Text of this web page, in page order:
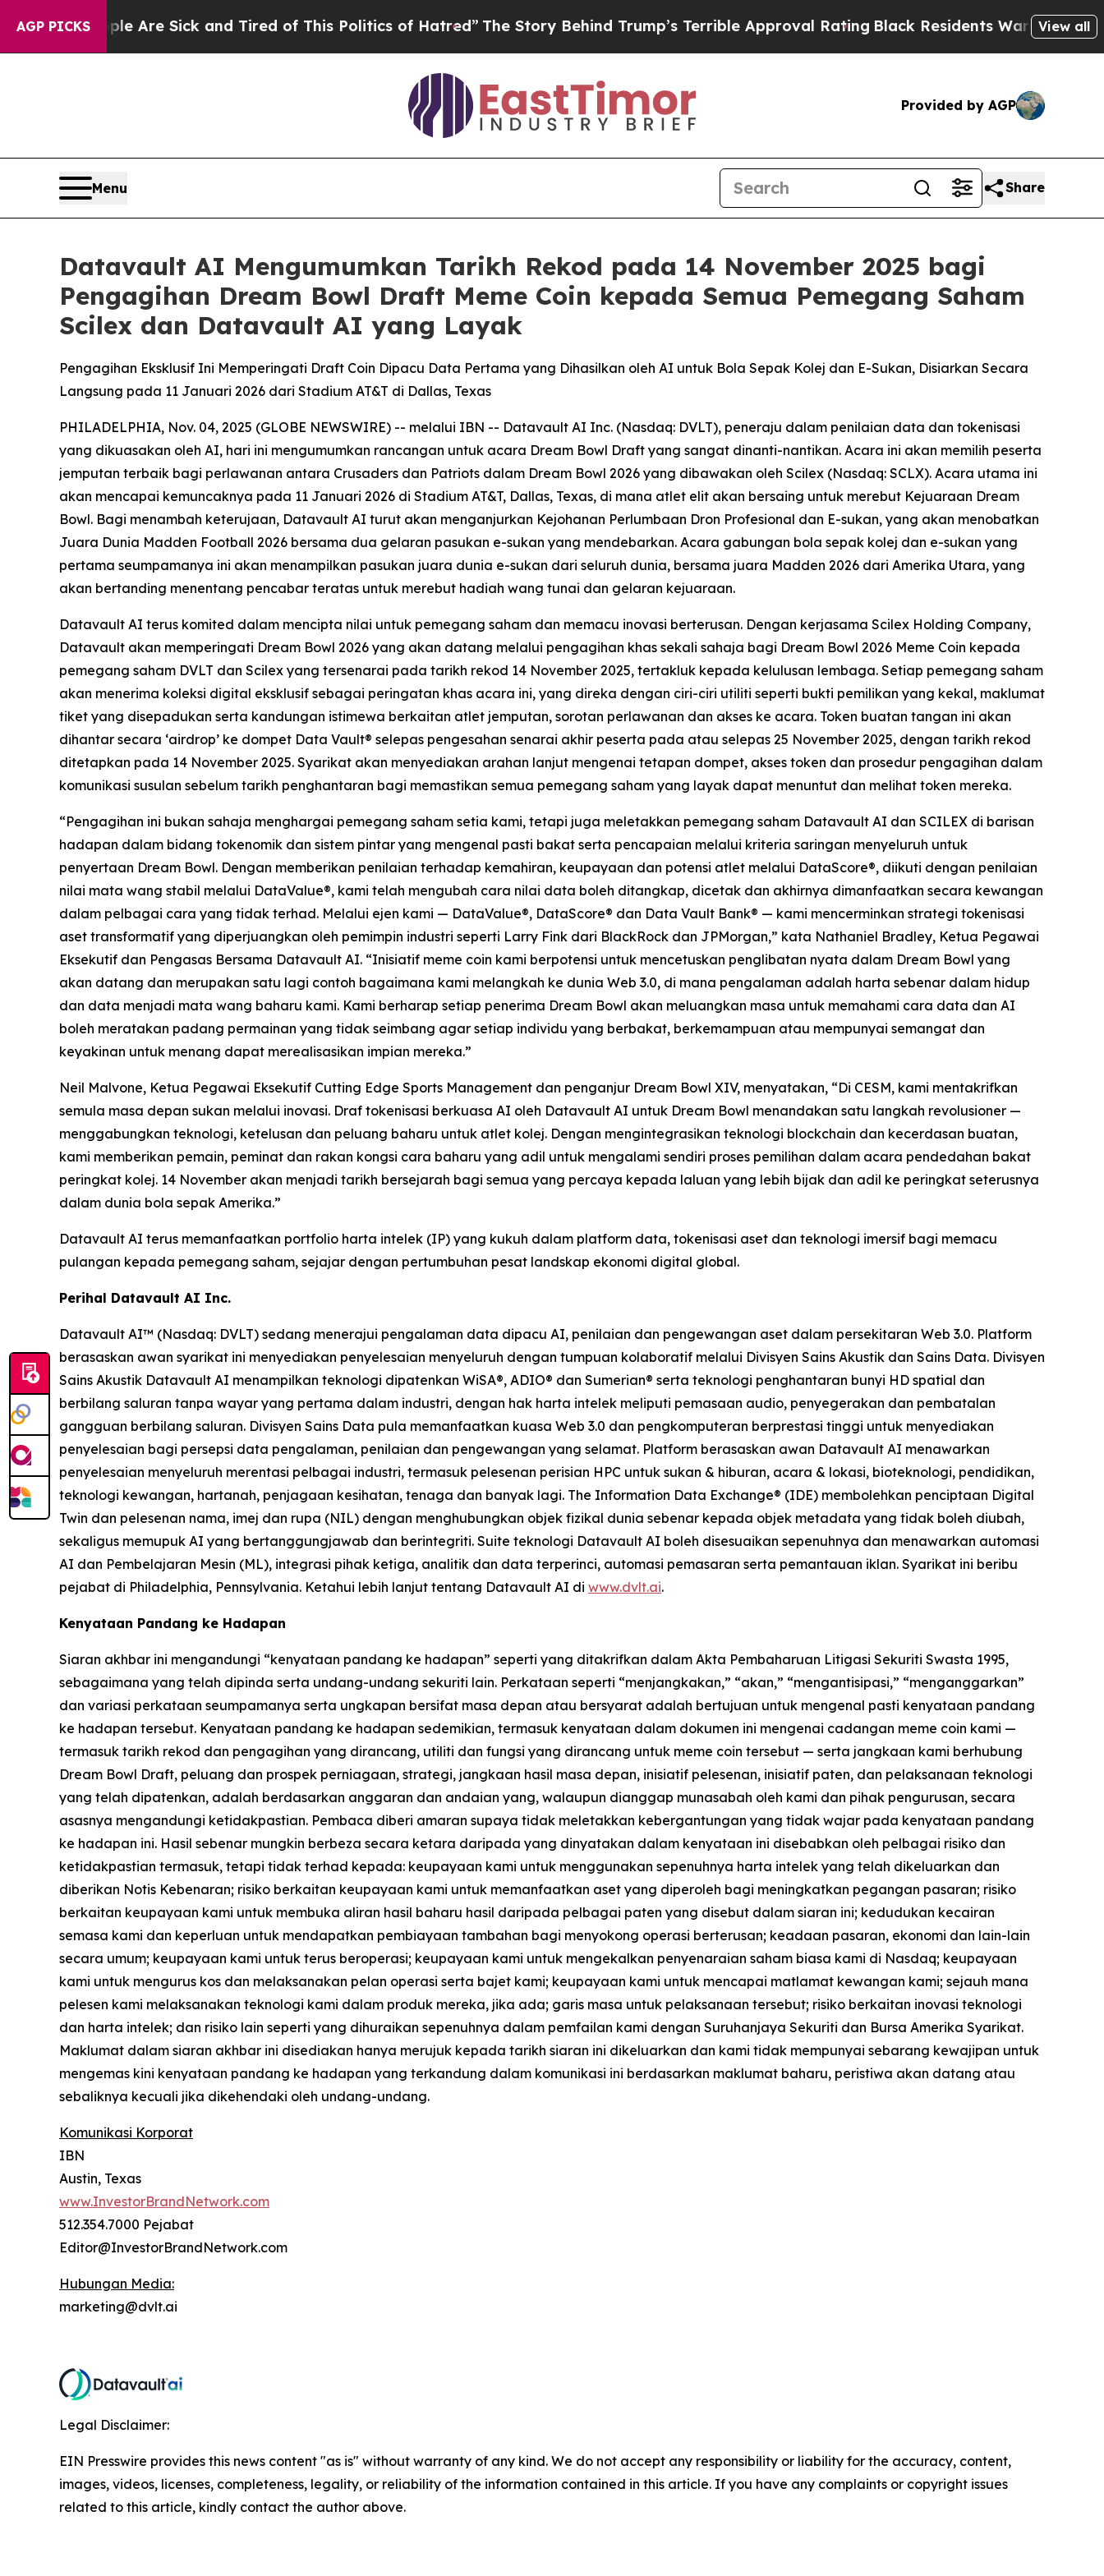
AGP PICKSAre Sick and Tired of This Politics of Hatred”The Story Behind Trump’s Terrible Approval RatingBlack Residents Warned of AbusiveView all
Provided by AGP
Menu Share
Datavault AI Mengumumkan Tarikh Rekod pada 14 November 2025 bagi
Pengagihan Dream Bowl Draft Meme Coin kepada Semua Pemegang Saham
Scilex dan Datavault AI yang Layak
Pengagihan Eksklusif Ini Memperingati Draft Coin Dipacu Data Pertama yang Dihasilkan oleh AI untuk Bola Sepak Kolej dan E-Sukan, Disiarkan Secara
Langsung pada 11 Januari 2026 dari Stadium AT&T di Dallas, Texas
PHILADELPHIA, Nov. 04, 2025 (GLOBE NEWSWIRE) -- melalui IBN -- Datavault AI Inc. (Nasdaq: DVLT), peneraju dalam penilaian data dan tokenisasi
yang dikuasakan oleh AI, hari ini mengumumkan rancangan untuk acara Dream Bowl Draft yang sangat dinanti-nantikan. Acara ini akan memilih peserta
jemputan terbaik bagi perlawanan antara Crusaders dan Patriots dalam Dream Bowl 2026 yang dibawakan oleh Scilex (Nasdaq: SCLX). Acara utama ini
akan mencapai kemuncaknya pada 11 Januari 2026 di Stadium AT&T, Dallas, Texas, di mana atlet elit akan bersaing untuk merebut Kejuaraan Dream
Bowl. Bagi menambah keterujaan, Datavault AI turut akan menganjurkan Kejohanan Perlumbaan Dron Profesional dan E-sukan, yang akan menobatkan
Juara Dunia Madden Football 2026 bersama dua gelaran pasukan e-sukan yang mendebarkan. Acara gabungan bola sepak kolej dan e-sukan yang
pertama seumpamanya ini akan menampilkan pasukan juara dunia e-sukan dari seluruh dunia, bersama juara Madden 2026 dari Amerika Utara, yang
akan bertanding menentang pencabar teratas untuk merebut hadiah wang tunai dan gelaran kejuaraan.
Datavault AI terus komited dalam mencipta nilai untuk pemegang saham dan memacu inovasi berterusan. Dengan kerjasama Scilex Holding Company,
Datavault akan memperingati Dream Bowl 2026 yang akan datang melalui pengagihan khas sekali sahaja bagi Dream Bowl 2026 Meme Coin kepada
pemegang saham DVLT dan Scilex yang tersenarai pada tarikh rekod 14 November 2025, tertakluk kepada kelulusan lembaga. Setiap pemegang saham
akan menerima koleksi digital eksklusif sebagai peringatan khas acara ini, yang direka dengan ciri-ciri utiliti seperti bukti pemilikan yang kekal, maklumat
tiket yang disepadukan serta kandungan istimewa berkaitan atlet jemputan, sorotan perlawanan dan akses ke acara. Token buatan tangan ini akan
dihantar secara ‘airdrop’ ke dompet Data Vault® selepas pengesahan senarai akhir peserta pada atau selepas 25 November 2025, dengan tarikh rekod
ditetapkan pada 14 November 2025. Syarikat akan menyediakan arahan lanjut mengenai tetapan dompet, akses token dan prosedur pengagihan dalam
komunikasi susulan sebelum tarikh penghantaran bagi memastikan semua pemegang saham yang layak dapat menuntut dan melihat token mereka.
“Pengagihan ini bukan sahaja menghargai pemegang saham setia kami, tetapi juga meletakkan pemegang saham Datavault AI dan SCILEX di barisan
hadapan dalam bidang tokenomik dan sistem pintar yang mengenal pasti bakat serta pencapaian melalui kriteria saringan menyeluruh untuk
penyertaan Dream Bowl. Dengan memberikan penilaian terhadap kemahiran, keupayaan dan potensi atlet melalui DataScore®, diikuti dengan penilaian
nilai mata wang stabil melalui DataValue®, kami telah mengubah cara nilai data boleh ditangkap, dicetak dan akhirnya dimanfaatkan secara kewangan
dalam pelbagai cara yang tidak terhad. Melalui ejen kami — DataValue®, DataScore® dan Data Vault Bank® — kami mencerminkan strategi tokenisasi
aset transformatif yang diperjuangkan oleh pemimpin industri seperti Larry Fink dari BlackRock dan JPMorgan,” kata Nathaniel Bradley, Ketua Pegawai
Eksekutif dan Pengasas Bersama Datavault AI. “Inisiatif meme coin kami berpotensi untuk mencetuskan penglibatan nyata dalam Dream Bowl yang
akan datang dan merupakan satu lagi contoh bagaimana kami melangkah ke dunia Web 3.0, di mana pengalaman adalah harta sebenar dalam hidup
dan data menjadi mata wang baharu kami. Kami berharap setiap penerima Dream Bowl akan meluangkan masa untuk memahami cara data dan AI
boleh meratakan padang permainan yang tidak seimbang agar setiap individu yang berbakat, berkemampuan atau mempunyai semangat dan
keyakinan untuk menang dapat merealisasikan impian mereka.”
Neil Malvone, Ketua Pegawai Eksekutif Cutting Edge Sports Management dan penganjur Dream Bowl XIV, menyatakan, “Di CESM, kami mentakrifkan
semula masa depan sukan melalui inovasi. Draf tokenisasi berkuasa AI oleh Datavault AI untuk Dream Bowl menandakan satu langkah revolusioner —
menggabungkan teknologi, ketelusan dan peluang baharu untuk atlet kolej. Dengan mengintegrasikan teknologi blockchain dan kecerdasan buatan,
kami memberikan pemain, peminat dan rakan kongsi cara baharu yang adil untuk mengalami sendiri proses pemilihan dalam acara pendedahan bakat
peringkat kolej. 14 November akan menjadi tarikh bersejarah bagi semua yang percaya kepada laluan yang lebih bijak dan adil ke peringkat seterusnya
dalam dunia bola sepak Amerika.”
Datavault AI terus memanfaatkan portfolio harta intelek (IP) yang kukuh dalam platform data, tokenisasi aset dan teknologi imersif bagi memacu
pulangan kepada pemegang saham, sejajar dengan pertumbuhan pesat landskap ekonomi digital global.
Perihal Datavault AI Inc.
Datavault AI™ (Nasdaq: DVLT) sedang menerajui pengalaman data dipacu AI, penilaian dan pengewangan aset dalam persekitaran Web 3.0. Platform
berasaskan awan syarikat ini menyediakan penyelesaian menyeluruh dengan tumpuan kolaboratif melalui Divisyen Sains Akustik dan Sains Data. Divisyen
Sains Akustik Datavault AI menampilkan teknologi dipatenkan WiSA®, ADIO® dan Sumerian® serta teknologi penghantaran bunyi HD spatial dan
berbilang saluran tanpa wayar yang pertama dalam industri, dengan hak harta intelek meliputi pemasaan audio, penyegerakan dan pembatalan
gangguan berbilang saluran. Divisyen Sains Data pula memanfaatkan kuasa Web 3.0 dan pengkomputeran berprestasi tinggi untuk menyediakan
penyelesaian bagi persepsi data pengalaman, penilaian dan pengewangan yang selamat. Platform berasaskan awan Datavault AI menawarkan
penyelesaian menyeluruh merentasi pelbagai industri, termasuk pelesenan perisian HPC untuk sukan & hiburan, acara & lokasi, bioteknologi, pendidikan,
teknologi kewangan, hartanah, penjagaan kesihatan, tenaga dan banyak lagi. The Information Data Exchange® (IDE) membolehkan penciptaan Digital
Twin dan pelesenan nama, imej dan rupa (NIL) dengan menghubungkan objek fizikal dunia sebenar kepada objek metadata yang tidak boleh diubah,
sekaligus memupuk AI yang bertanggungjawab dan berintegriti. Suite teknologi Datavault AI boleh disesuaikan sepenuhnya dan menawarkan automasi
AI dan Pembelajaran Mesin (ML), integrasi pihak ketiga, analitik dan data terperinci, automasi pemasaran serta pemantauan iklan. Syarikat ini beribu
pejabat di Philadelphia, Pennsylvania. Ketahui lebih lanjut tentang Datavault AI di www.dvlt.ai.
Kenyataan Pandang ke Hadapan
Siaran akhbar ini mengandungi “kenyataan pandang ke hadapan” seperti yang ditakrifkan dalam Akta Pembaharuan Litigasi Sekuriti Swasta 1995,
sebagaimana yang telah dipinda serta undang-undang sekuriti lain. Perkataan seperti “menjangkakan,” “akan,” “mengantisipasi,” “menganggarkan”
dan variasi perkataan seumpamanya serta ungkapan bersifat masa depan atau bersyarat adalah bertujuan untuk mengenal pasti kenyataan pandang
ke hadapan tersebut. Kenyataan pandang ke hadapan sedemikian, termasuk kenyataan dalam dokumen ini mengenai cadangan meme coin kami —
termasuk tarikh rekod dan pengagihan yang dirancang, utiliti dan fungsi yang dirancang untuk meme coin tersebut — serta jangkaan kami berhubung
Dream Bowl Draft, peluang dan prospek perniagaan, strategi, jangkaan hasil masa depan, inisiatif pelesenan, inisiatif paten, dan pelaksanaan teknologi
yang telah dipatenkan, adalah berdasarkan anggaran dan andaian yang, walaupun dianggap munasabah oleh kami dan pihak pengurusan, secara
asasnya mengandungi ketidakpastian. Pembaca diberi amaran supaya tidak meletakkan kebergantungan yang tidak wajar pada kenyataan pandang
ke hadapan ini. Hasil sebenar mungkin berbeza secara ketara daripada yang dinyatakan dalam kenyataan ini disebabkan oleh pelbagai risiko dan
ketidakpastian termasuk, tetapi tidak terhad kepada: keupayaan kami untuk menggunakan sepenuhnya harta intelek yang telah dikeluarkan dan
diberikan Notis Kebenaran; risiko berkaitan keupayaan kami untuk memanfaatkan aset yang diperoleh bagi meningkatkan pegangan pasaran; risiko
berkaitan keupayaan kami untuk membuka aliran hasil baharu hasil daripada pelbagai paten yang disebut dalam siaran ini; kedudukan kecairan
semasa kami dan keperluan untuk mendapatkan pembiayaan tambahan bagi menyokong operasi berterusan; keadaan pasaran, ekonomi dan lain-lain
secara umum; keupayaan kami untuk terus beroperasi; keupayaan kami untuk mengekalkan penyenaraian saham biasa kami di Nasdaq; keupayaan
kami untuk mengurus kos dan melaksanakan pelan operasi serta bajet kami; keupayaan kami untuk mencapai matlamat kewangan kami; sejauh mana
pelesen kami melaksanakan teknologi kami dalam produk mereka, jika ada; garis masa untuk pelaksanaan tersebut; risiko berkaitan inovasi teknologi
dan harta intelek; dan risiko lain seperti yang dihuraikan sepenuhnya dalam pemfailan kami dengan Suruhanjaya Sekuriti dan Bursa Amerika Syarikat.
Maklumat dalam siaran akhbar ini disediakan hanya merujuk kepada tarikh siaran ini dikeluarkan dan kami tidak mempunyai sebarang kewajipan untuk
mengemas kini kenyataan pandang ke hadapan yang terkandung dalam komunikasi ini berdasarkan maklumat baharu, peristiwa akan datang atau
sebaliknya kecuali jika dikehendaki oleh undang-undang.
Komunikasi Korporat
IBN
Austin, Texas
www.InvestorBrandNetwork.com
512.354.7000 Pejabat
Editor@InvestorBrandNetwork.com
Hubungan Media:
marketing@dvlt.ai
Legal Disclaimer:
EIN Presswire provides this news content "as is" without warranty of any kind. We do not accept any responsibility or liability for the accuracy, content,
images, videos, licenses, completeness, legality, or reliability of the information contained in this article. If you have any complaints or copyright issues
related to this article, kindly contact the author above.